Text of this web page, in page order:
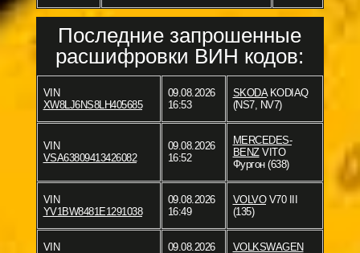
Последние запрошенные
расшифровки ВИН кодов:
VIN
XW8LJ6NS8LH405685
09.08.2026
16:53
SKODAKODIAQ
(NS7, NV7)
VIN
VSA63809413426082
09.08.2026
16:52
MERCEDES-
BENZVITO
Фургон (638)
VIN
YV1BW8481E1291038
09.08.2026
16:49
VOLVOV70 III
(135)
VIN
09.08.2026
VOLKSWAGEN